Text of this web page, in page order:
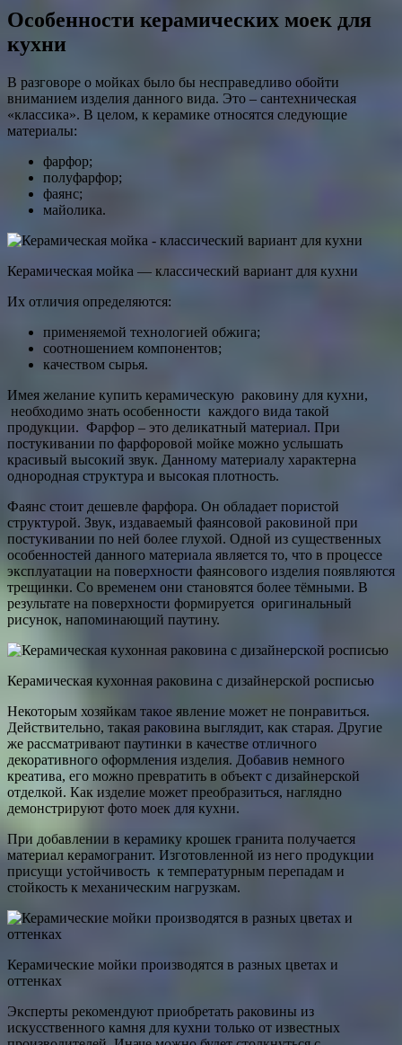
Особенности керамических моек для
кухни
В разговоре о мойках было бы несправедливо обойти
вниманием изделия данного вида. Это – сантехническая
«классика». В целом, к керамике относятся следующие
материалы:
фарфор;
полуфарфор;
фаянс;
майолика.
Керамическая мойка — классический вариант для кухни
Их отличия определяются:
применяемой технологией обжига;
соотношением компонентов;
качеством сырья.
Имея желание купить керамическую раковину для кухни,
необходимо знать особенности каждого вида такой
продукции. Фарфор – это деликатный материал. При
постукивании по фарфоровой мойке можно услышать
красивый высокий звук. Данному материалу характерна
однородная структура и высокая плотность.
Фаянс стоит дешевле фарфора. Он обладает пористой
структурой. Звук, издаваемый фаянсовой раковиной при
постукивании по ней более глухой. Одной из существенных
особенностей данного материала является то, что в процессе
эксплуатации на поверхности фаянсового изделия появляются
трещинки. Со временем они становятся более тёмными. В
результате на поверхности формируется оригинальный
рисунок, напоминающий паутину.
Керамическая кухонная раковина с дизайнерской росписью
Некоторым хозяйкам такое явление может не понравиться.
Действительно, такая раковина выглядит, как старая. Другие
же рассматривают паутинки в качестве отличного
декоративного оформления изделия. Добавив немного
креатива, его можно превратить в объект с дизайнерской
отделкой. Как изделие может преобразиться, наглядно
демонстрируют фото моек для кухни.
При добавлении в керамику крошек гранита получается
материал керамогранит. Изготовленной из него продукции
присущи устойчивость к температурным перепадам и
стойкость к механическим нагрузкам.
Керамические мойки производятся в разных цветах и
оттенках
Эксперты рекомендуют приобретать раковины из
искусственного камня для кухни только от известных